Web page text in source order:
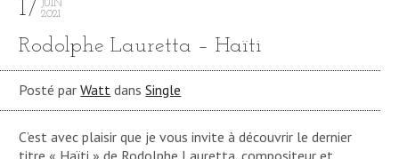
1
JUIN
2021
Rodolphe Lauretta – Haïti
Posté parWatt dansSingle
C’est avec plaisir que je vous invite à découvrir le dernier